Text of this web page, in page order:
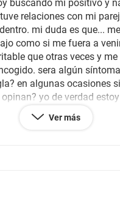
buscando mi positivo y
relaciones con mi
mi duda es que...
como si me fuera a
que otras veces y
sera algún
en algunas ocasiones
yo de verdad
por fa.
Ver más